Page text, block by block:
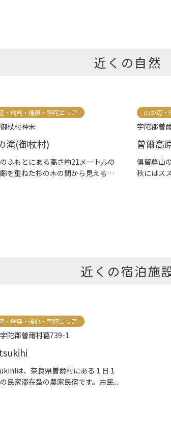
近くの自然
・飛鳥・橿原・宇陀エリア
杖村神末
滝(御杖村)
ふもとにある高さ約21メートルの
を重ねた杉の木の間から見える
山の辺・
宇陀郡曽
曽爾高
倶留尊山
秋にはス
近くの宿泊施
・飛鳥・橿原・宇陀エリア
陀郡曽爾村葛739-1
は、奈良県曽爾村にある１日１
民家滞在型の農家民宿です。古民...